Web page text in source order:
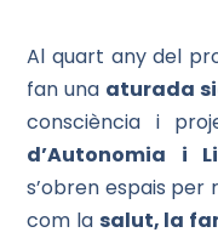
Al quart any del
fan una aturada
consciència i
d’Autonomia i
s’obren espais per
com la salut, la